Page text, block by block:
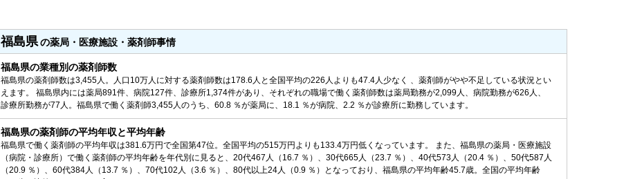
福島県の薬局・医療施設・薬剤師事情
福島県の業種別の薬剤師数
福島県の薬剤師数は3,455人。人口10万人に対する薬剤師数は178.6人と全国平均の226人よりも47.4人少なく 、薬剤師がやや不足している状況とい
えます。 福島県内には薬局891件、病院127件、診療所1,374件があり、それぞれの職場で働く薬剤師数は薬局勤務が2,099人、病院勤務が626人、
診療所勤務が77人。福島県で働く薬剤師3,455人のうち、60.8 ％が薬局に、18.1 ％が病院、2.2 ％が診療所に勤務しています。
福島県の薬剤師の平均年収と平均年齢
福島県で働く薬剤師の平均年収は381.6万円で全国第47位。全国平均の515万円よりも133.4万円低くなっています。 また、福島県の薬局・医療施設
（病院・診療所）で働く薬剤師の平均年齢を年代別に見ると、20代467人（16.7 ％）、30代665人（23.7 ％）、40代573人（20.4 ％）、50代587人
（20.9 ％）、60代384人（13.7 ％）、70代102人（3.6 ％）、80代以上24人（0.9 ％）となっており、福島県の平均年齢45.7歳。全国の平均年齢